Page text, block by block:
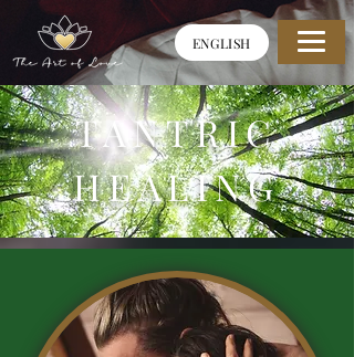
ENGLISH
TANTRIC
HEALING